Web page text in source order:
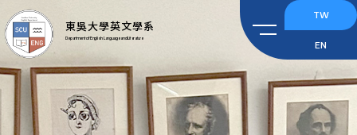
東吳大學英文學系
Department of English Language and Literature
TW
EN